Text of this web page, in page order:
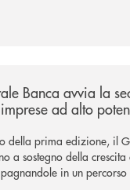
per la
Banca avvia la
ad alto
della prima edizione, il
a sostegno della crescita
in un